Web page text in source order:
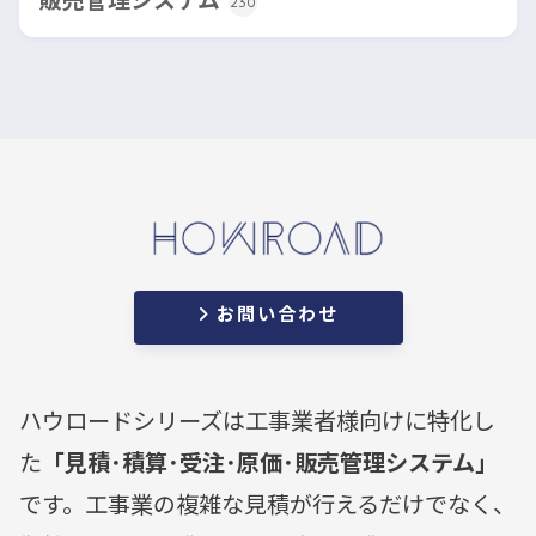
お問い合わせ
ハウロードシリーズは工事業者様向けに特化し
た 「見積･積算･受注･原価･販売管理システム」
です。工事業の複雑な見積が行えるだけでなく、